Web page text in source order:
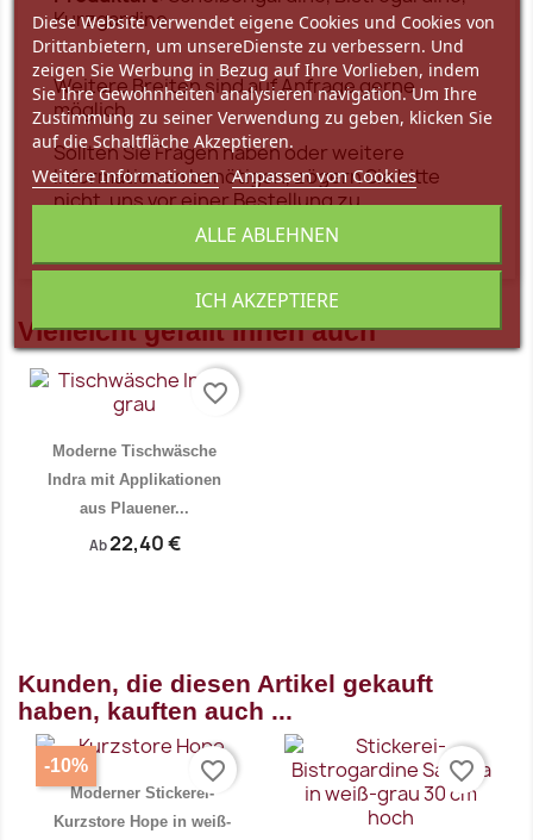
Kurzgardine
Weitere Breiten sind auf Anfrage gerne
möglich.
Sollten Sie Fragen haben oder weitere
Informationen benötigen, zögern Sie bitte
nicht, unsvor einer Bestellungzu
Vielleicht gefällt Ihnen auch
Vorschau
Moderne Tischwäsche
Indra mit Applikationen
aus Plauener...
Ab22,40 €
favorite_border
Kunden, die diesen Artikel gekauft
haben, kauften auch ...
Moderner Stickerei-
Kurzstore Hope in weiß-
-10% favorite_border favorite_border
Diese Website verwendet eigene Cookies und Cookies von
Drittanbietern, um unsereDienste zu verbessern. Und
zeigen Sie Werbung in Bezug auf Ihre Vorlieben, indem
Sie Ihre Gewohnheiten analysieren navigation. Um Ihre
Zustimmung zu seiner Verwendung zu geben, klicken Sie
auf die Schaltfläche Akzeptieren.
Weitere Informationen Anpassen von Cookies
ALLE ABLEHNEN
ICH AKZEPTIERE